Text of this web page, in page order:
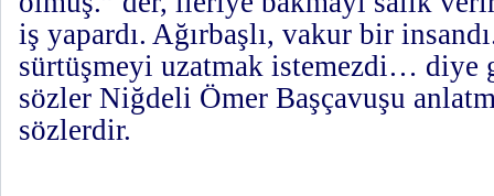
iş yapardı. Ağırbaşlı, vakur bir
sürtüşmeyi uzatmak istemezdi… diye
sözler Niğdeli Ömer Başçavuşu
sözlerdir.